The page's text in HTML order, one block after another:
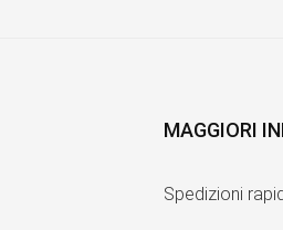
MAGGIORI
Spedizioni